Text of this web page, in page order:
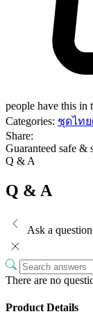
people have this in
Categories: ชุดไท
Share:
Guaranteed safe &
Q & A
Q & A
Ask a question
There are no
Product Details